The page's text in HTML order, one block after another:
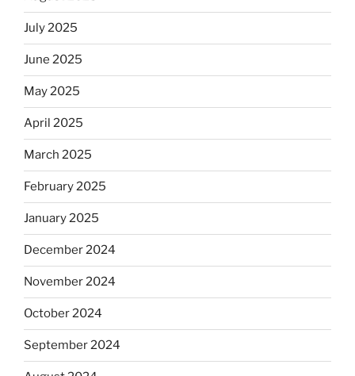
July 2025
June 2025
May 2025
April 2025
March 2025
February 2025
January 2025
December 2024
November 2024
October 2024
September 2024